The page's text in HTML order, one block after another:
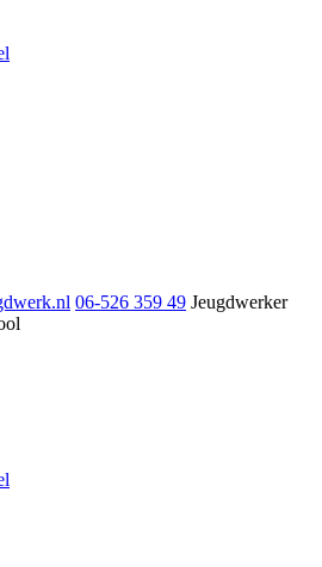
06-526 359 49 Jeugdwerker